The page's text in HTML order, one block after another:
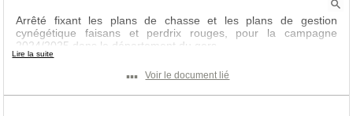
Arrêté fixant les plans de chasse et les plans de gestion
cynégétique faisans et perdrix rouges, pour la campagne
2024/2025 dans le département du gers
Lire la suite
▪▪▪ Voir le document lié